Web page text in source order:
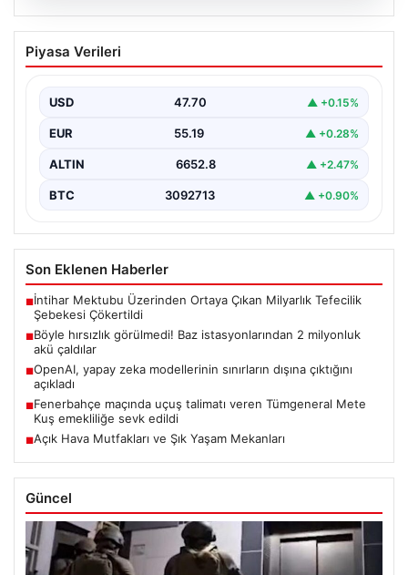
06.08.2026
Böyle hırsızlık görülmedi! Baz
istasyonlarından 2 milyonluk akü
Piyasa Verileri
USD 47.70 ▲ +0.15%
EUR 55.19 ▲ +0.28%
ALTIN 6652.8 ▲ +2.47%
BTC 3092713 ▲ +0.90%
Son Eklenen Haberler
■İntihar Mektubu Üzerinden Ortaya Çıkan Milyarlık Tefecilik
Şebekesi Çökertildi
■Böyle hırsızlık görülmedi! Baz istasyonlarından 2 milyonluk
akü çaldılar
■OpenAI, yapay zeka modellerinin sınırların dışına çıktığını
açıkladı
■Fenerbahçe maçında uçuş talimatı veren Tümgeneral Mete
Kuş emekliliğe sevk edildi
■Açık Hava Mutfakları ve Şık Yaşam Mekanları
Güncel